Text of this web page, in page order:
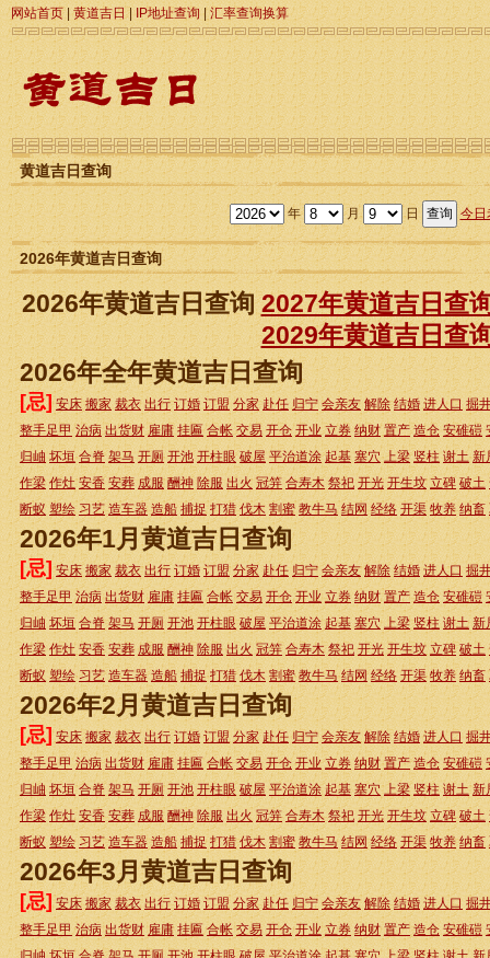
网站首页|黄道吉日| IP地址查询 |汇率查询换算
黄道吉日查询
年 月 日 今日
2026年黄道吉日查询
2026年黄道吉日查询 2027年黄道吉日查
2029年黄道吉日查
2026年全年黄道吉日查询
[忌] 安床 搬家 裁衣 出行 订婚 订盟 分家 赴任 归宁 会亲友 解除 结婚 进人口 掘
整手足甲 治病 出货财 雇庸 挂匾 合帐 交易 开仓 开业 立券 纳财 置产 造仓 安碓磑
归岫 坏垣 合脊 架马 开厕 开池 开柱眼 破屋 平治道涂 起基 塞穴 上梁 竖柱 谢土 新
作梁 作灶 安香 安葬 成服 酬神 除服 出火 冠笄 合寿木 祭祀 开光 开生坟 立碑 破土
断蚁 塑绘 习艺 造车器 造船 捕捉 打猎 伐木 割蜜 教牛马 结网 经络 开渠 牧养 纳畜
2026年1月黄道吉日查询
[忌] 安床 搬家 裁衣 出行 订婚 订盟 分家 赴任 归宁 会亲友 解除 结婚 进人口 掘
整手足甲 治病 出货财 雇庸 挂匾 合帐 交易 开仓 开业 立券 纳财 置产 造仓 安碓磑
归岫 坏垣 合脊 架马 开厕 开池 开柱眼 破屋 平治道涂 起基 塞穴 上梁 竖柱 谢土 新
作梁 作灶 安香 安葬 成服 酬神 除服 出火 冠笄 合寿木 祭祀 开光 开生坟 立碑 破土
断蚁 塑绘 习艺 造车器 造船 捕捉 打猎 伐木 割蜜 教牛马 结网 经络 开渠 牧养 纳畜
2026年2月黄道吉日查询
[忌] 安床 搬家 裁衣 出行 订婚 订盟 分家 赴任 归宁 会亲友 解除 结婚 进人口 掘
整手足甲 治病 出货财 雇庸 挂匾 合帐 交易 开仓 开业 立券 纳财 置产 造仓 安碓磑
归岫 坏垣 合脊 架马 开厕 开池 开柱眼 破屋 平治道涂 起基 塞穴 上梁 竖柱 谢土 新
作梁 作灶 安香 安葬 成服 酬神 除服 出火 冠笄 合寿木 祭祀 开光 开生坟 立碑 破土
断蚁 塑绘 习艺 造车器 造船 捕捉 打猎 伐木 割蜜 教牛马 结网 经络 开渠 牧养 纳畜
2026年3月黄道吉日查询
[忌] 安床 搬家 裁衣 出行 订婚 订盟 分家 赴任 归宁 会亲友 解除 结婚 进人口 掘
整手足甲 治病 出货财 雇庸 挂匾 合帐 交易 开仓 开业 立券 纳财 置产 造仓 安碓磑